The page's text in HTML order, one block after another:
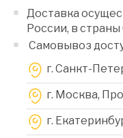
Доставка
России, в
Самовывоз
г. Санкт-
г. Москва,
г.